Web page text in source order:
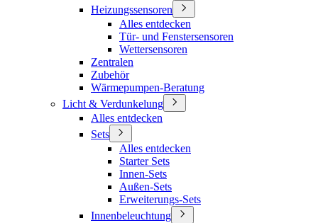
Heizungssensoren
Alles entdecken
Tür- und Fenstersensoren
Wettersensoren
Zentralen
Zubehör
Wärmepumpen-Beratung
Licht & Verdunkelung
Alles entdecken
Sets
Alles entdecken
Starter Sets
Innen-Sets
Außen-Sets
Erweiterungs-Sets
Innenbeleuchtung